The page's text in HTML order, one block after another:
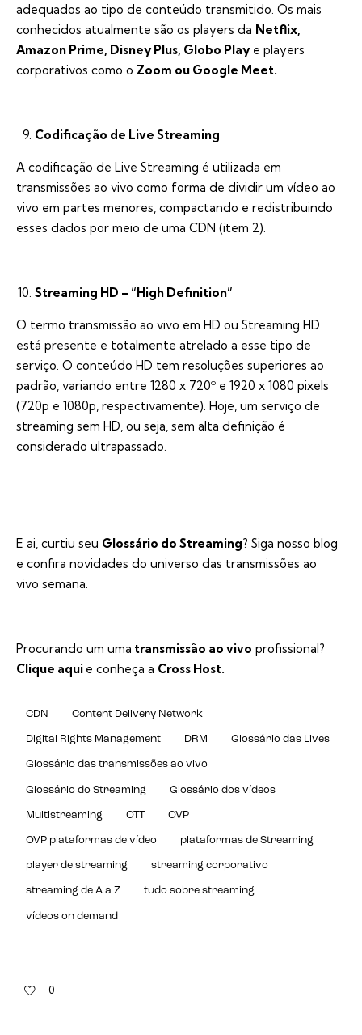
adequados ao tipo de conteúdo transmitido. Os mais
conhecidos atualmente são os players da Netflix,
Amazon Prime, Disney Plus, Globo Play e players
corporativos como o Zoom ou Google Meet.
Codificação de Live Streaming
A codificação de Live Streaming é utilizada em
transmissões ao vivo como forma de dividir um vídeo ao
vivo em partes menores, compactando e redistribuindo
esses dados por meio de uma CDN (item 2).
Streaming HD – “High Definition”
O termo transmissão ao vivo em HD ou Streaming HD
está presente e totalmente atrelado a esse tipo de
serviço. O conteúdo HD tem resoluções superiores ao
padrão, variando entre 1280 x 720º e 1920 x 1080 pixels
(720p e 1080p, respectivamente). Hoje, um serviço de
streaming sem HD, ou seja, sem alta definição é
considerado ultrapassado.
E ai, curtiu seu Glossário do Streaming? Siga nosso blog
e confira novidades do universo das transmissões ao
vivo semana.
Procurando um uma transmissão ao vivo profissional?
Clique aqui e conheça a Cross Host.
CDN Content Delivery Network
Digital Rights Management DRM Glossário das Lives
Glossário das transmissões ao vivo
Glossário do Streaming Glossário dos vídeos
Multistreaming OTT OVP
OVP plataformas de vídeo plataformas de Streaming
player de streaming streaming corporativo
streaming de A a Z tudo sobre streaming
vídeos on demand
0